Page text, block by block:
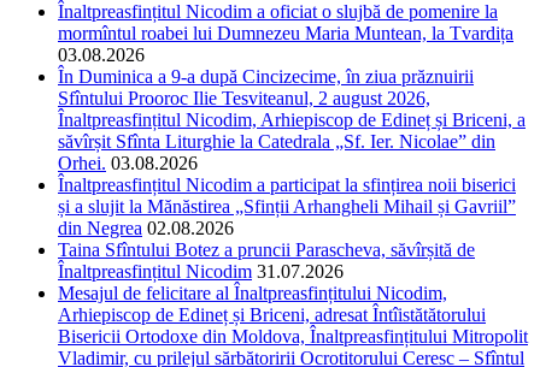
Înaltpreasfințitul Nicodim a oficiat o slujbă de pomenire la
mormîntul roabei lui Dumnezeu Maria Muntean, la Tvardița
03.08.2026
În Duminica a 9-a după Cincizecime, în ziua prăznuirii
Sfîntului Prooroc Ilie Tesviteanul, 2 august 2026,
Înaltpreasfințitul Nicodim, Arhiepiscop de Edineț și Briceni, a
săvîrșit Sfînta Liturghie la Catedrala „Sf. Ier. Nicolae” din
Orhei. 03.08.2026
Înaltpreasfințitul Nicodim a participat la sfințirea noii biserici
și a slujit la Mănăstirea „Sfinții Arhangheli Mihail și Gavriil”
din Negrea 02.08.2026
Taina Sfîntului Botez a pruncii Parascheva, săvîrșită de
Înaltpreasfințitul Nicodim 31.07.2026
Mesajul de felicitare al Înaltpreasfințitului Nicodim,
Arhiepiscop de Edineț și Briceni, adresat Întîistătătorului
Bisericii Ortodoxe din Moldova, Înaltpreasfințitului Mitropolit
Vladimir, cu prilejul sărbătoririi Ocrotitorului Ceresc – Sfîntul